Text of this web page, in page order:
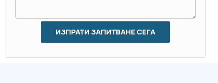
ИЗПРАТИ ЗАПИТВАНЕ СЕГА